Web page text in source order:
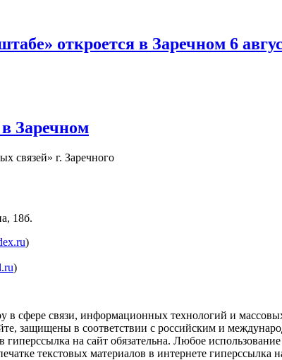
откроется в Заречном 6
Заречном
связей» г. Заречного
18б.
)
)
в сфере связи, информационных технологий и
защищены в соответствии с российским и
гиперссылка на сайт обязательна. Любое
текстовых материалов в интернете гиперссылка